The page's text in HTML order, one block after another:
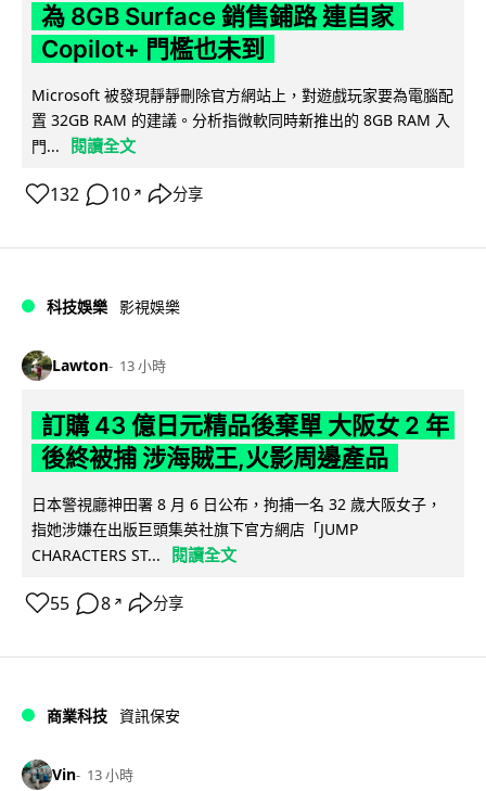
為 8GB Surface 銷售鋪路 連自家
Copilot+ 門檻也未到
Microsoft 被發現靜靜刪除官方網站上，對遊戲玩家要為電腦配
置 32GB RAM 的建議。分析指微軟同時新推出的 8GB RAM 入
門...
閱讀全文
132 10 ↗ 分享
科技娛樂 影視娛樂
Lawton 13 小時
訂購 43 億日元精品後棄單 大阪女 2 年
後終被捕 涉海賊王,火影周邊產品
日本警視廳神田署 8 月 6 日公布，拘捕一名 32 歲大阪女子，
指她涉嫌在出版巨頭集英社旗下官方網店「JUMP
CHARACTERS ST...
閱讀全文
55 8 ↗ 分享
商業科技 資訊保安
Vin 13 小時